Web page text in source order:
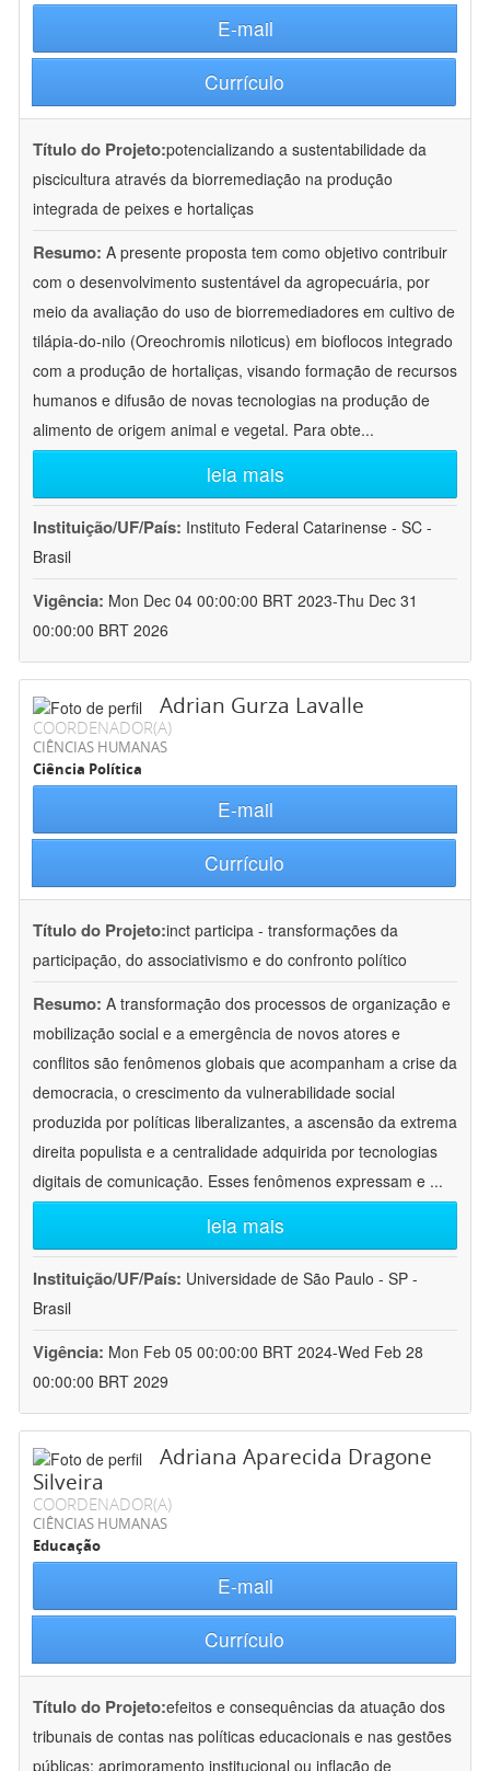
E-mail
Currículo
Título do Projeto:potencializando a sustentabilidade da
piscicultura através da biorremediação na produção
integrada de peixes e hortaliças
Resumo: A presente proposta tem como objetivo contribuir
com o desenvolvimento sustentável da agropecuária, por
meio da avaliação do uso de biorremediadores em cultivo de
tilápia-do-nilo (Oreochromis niloticus) em bioflocos integrado
com a produção de hortaliças, visando formação de recursos
humanos e difusão de novas tecnologias na produção de
alimento de origem animal e vegetal. Para obte...
leia mais
Instituição/UF/País: Instituto Federal Catarinense - SC -
Brasil
Vigência: Mon Dec 04 00:00:00 BRT 2023-Thu Dec 31
00:00:00 BRT 2026
Adrian Gurza Lavalle
COORDENADOR(A)
CIÊNCIAS HUMANAS
Ciência Política
E-mail
Currículo
Título do Projeto:inct participa - transformações da
participação, do associativismo e do confronto político
Resumo: A transformação dos processos de organização e
mobilização social e a emergência de novos atores e
conflitos são fenômenos globais que acompanham a crise da
democracia, o crescimento da vulnerabilidade social
produzida por políticas liberalizantes, a ascensão da extrema
direita populista e a centralidade adquirida por tecnologias
digitais de comunicação. Esses fenômenos expressam e ...
leia mais
Instituição/UF/País: Universidade de São Paulo - SP -
Brasil
Vigência: Mon Feb 05 00:00:00 BRT 2024-Wed Feb 28
00:00:00 BRT 2029
Adriana Aparecida Dragone
Silveira
COORDENADOR(A)
CIÊNCIAS HUMANAS
Educação
E-mail
Currículo
Título do Projeto:efeitos e consequências da atuação dos
tribunais de contas nas políticas educacionais e nas gestões
públicas: aprimoramento institucional ou inflação de